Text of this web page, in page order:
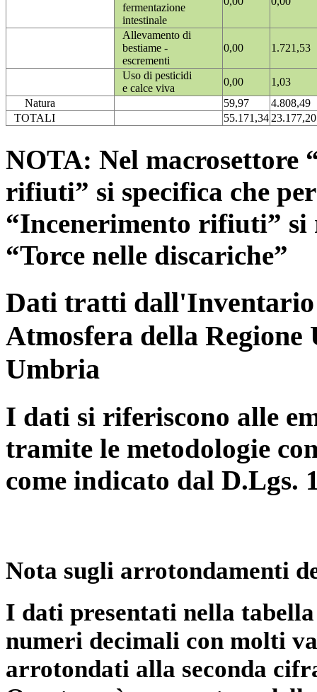
fermentazione
intestinale
Allevamento di
bestiame -
escrementi
0,00 1.721,53
Uso di pesticidi
e calce viva
0,00
1,03
Natura
59,97
4.808,49
TOTALI
55.171,3423.177,20
NOTA: Nel macrosettore
rifiuti” si specifica che
“Incenerimento rifiuti”
“Torce nelle discariche”
Dati tratti dall'Inventario
Atmosfera della
Umbria
I dati si riferiscono alle
tramite le metodologie
come indicato dal D.Lgs.
Nota sugli arrotondamenti
I dati presentati nella
numeri decimali con molti
arrotondati alla seconda